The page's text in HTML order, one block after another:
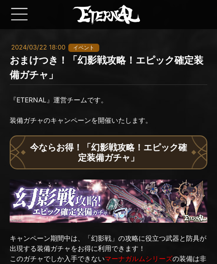
2024/03/22 18:00 イベント
おまけつき！「幻影戦攻略！エピック確定装
備ガチャ」
『ETERNAL』運営チームです。
装備ガチャのキャンペーンを開催いたします。
今ならお得！「幻影戦攻略！エピック確
定装備ガチャ」
キャンペーン期間中は、「幻影戦」の攻略に役立つ武器と防具が
出現する装備ガチャをお得に利用できます！
このガチャでしか入手できないマーナガルムシリーズの装備は非